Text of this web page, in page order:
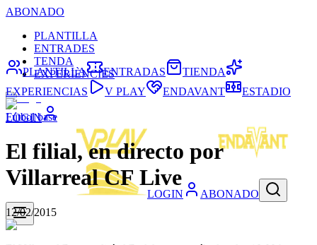
ABONADO
PLANTILLA
ENTRADES
TENDA
EXPERIÈNCIES
LOGIN
LOGIN ABONADO
PLANTILLA ENTRADAS
TIENDA
EXPERIENCIAS
V PLAY ENDAVANT ESTADIO
Fútbol base
El filial, en directo por
Villarreal CF Live
12/02/2015